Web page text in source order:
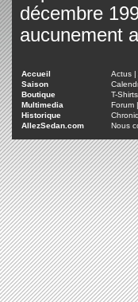
aucunement
Accueil Actus |
Saison
Boutique
T-
Multimedia
Forum |
Historique
AllezSedan.com
Nous